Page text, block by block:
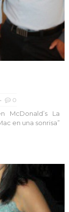
0
McDonald’s La
en una sonrisa”